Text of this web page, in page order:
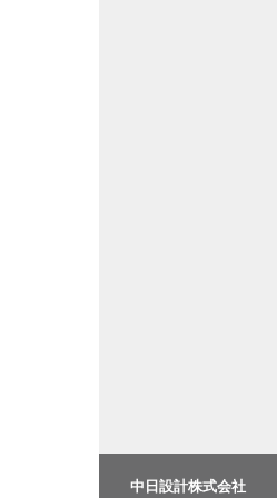
中日設計株式会社